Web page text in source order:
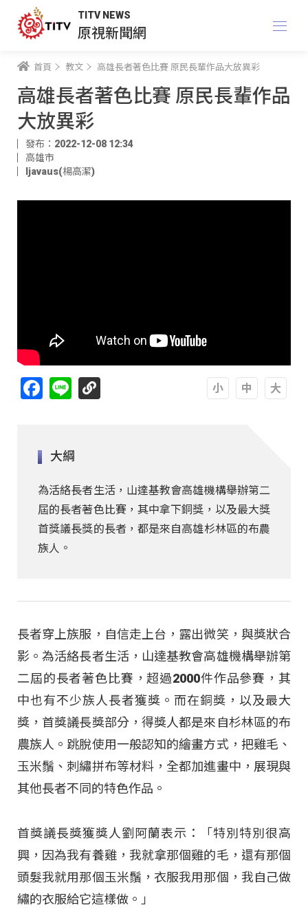
TITV NEWS
原視新聞網
首頁 教文 高雄長者著色比賽 原民長輩作品大放異彩
高雄長者著色比賽 原民長輩作品
大放異彩
發布：2022-12-08 12:34
高雄市
ljavaus(楊高潔)
Facebook
Line
大綱
為活絡長者生活，山達基教會高雄機構舉辦第二
屆的長者著色比賽，其中拿下銅獎，以及最大獎
首獎議長獎的長者，都是來自高雄杉林區的布農
族人。
長者穿上族服，自信走上台，露出微笑，與獎狀合
影。為活絡長者生活，山達基教會高雄機構舉辦第
二屆的長者著色比賽，超過2000件作品參賽，其
中也有不少族人長者獲獎。而在銅獎，以及最大
獎，首獎議長獎部分，得獎人都是來自杉林區的布
農族人。跳脫使用一般認知的繪畫方式，把雞毛、
玉米鬚、刺繡拼布等材料，全都加進畫中，展現與
其他長者不同的特色作品。
首獎議長獎獲獎人劉阿蘭表示：「特別特別很高
興，因為我有養雞，我就拿那個雞的毛，還有那個
頭髮我就用那個玉米鬚，衣服我用那個，我自己做
繡的衣服給它這樣做。」